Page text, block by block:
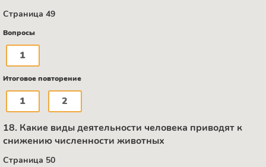
Страница 49
Вопросы
1
Итоговое повторение
1 2
18. Какие виды деятельности человека приводят к
снижению численности животных
Страница 50